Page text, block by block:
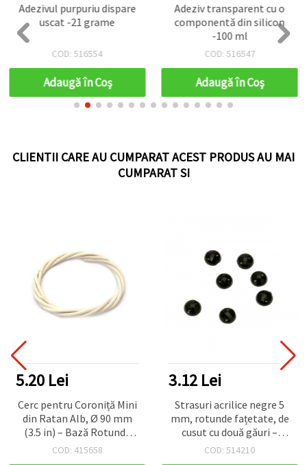
Adezivul purpuriu dispare
uscat -21 grame
COD: 516554
Adaugă în Coş
Adeziv transparent cu o
componentă din silicon
-100 ml
COD: 516547
Adaugă în Coş
CLIENTII CARE AU CUMPARAT ACEST PRODUS AU MAI
CUMPARAT SI
5.20 Lei
Cerc pentru Coroniță Mini
din Ratan Alb, Ø 90 mm
(3.5 in) – Bază Rotundă
pentru Craft DIY,
COD: 415658
3.12 Lei
Strasuri acrilice negre 5
mm, rotunde fațetate, de
cusut cu două găuri –
pietre decorative pentru
COD: 514210